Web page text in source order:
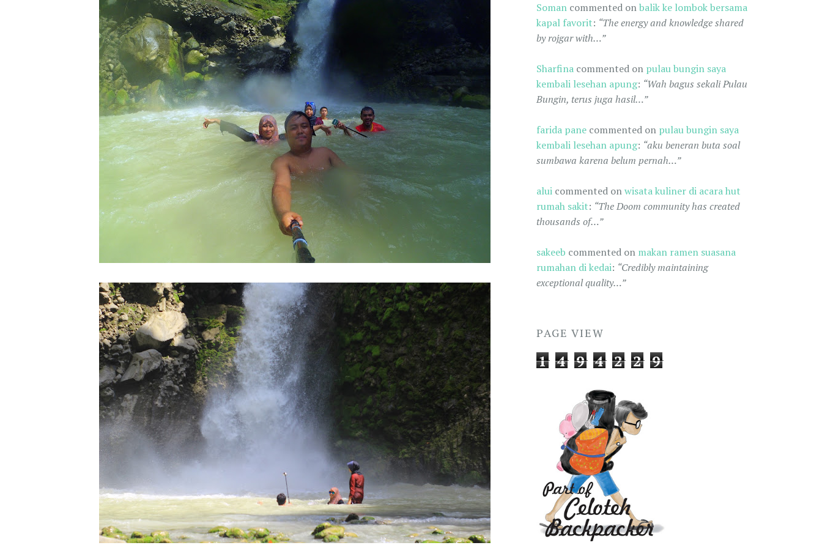
Somancommented onbalik ke lombok bersama
kapal favorit: “The energy and knowledge shared
by rojgar with…”
Sharfinacommented on pulau bungin saya
kembali lesehan apung: “Wah bagus sekali Pulau
Bungin, terus juga hasil…”
farida panecommented on pulau bungin saya
kembali lesehan apung: “aku beneran buta soal
sumbawa karena belum pernah…”
aluicommented onwisata kuliner di acara hut
rumah sakit: “The Doom community has created
thousands of…”
sakeeb commented on makan ramen suasana
rumahan di kedai: “Credibly maintaining
exceptional quality…”
PAGE VIEW
1 4 9 4 2 2 9